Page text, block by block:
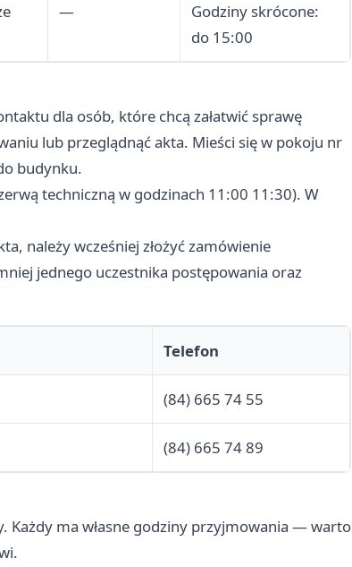
—
Godziny skrócone:
do 15:00
dla osób, które chcą załatwić sprawę
lub przeglądnąć akta. Mieści się w pokoju nr
budynku.
techniczną w godzinach 11:00 11:30). W
należy wcześniej złożyć zamówienie
jednego uczestnika postępowania oraz
Telefon
(84) 665 74 55
(84) 665 74 89
Każdy ma własne godziny przyjmowania — warto